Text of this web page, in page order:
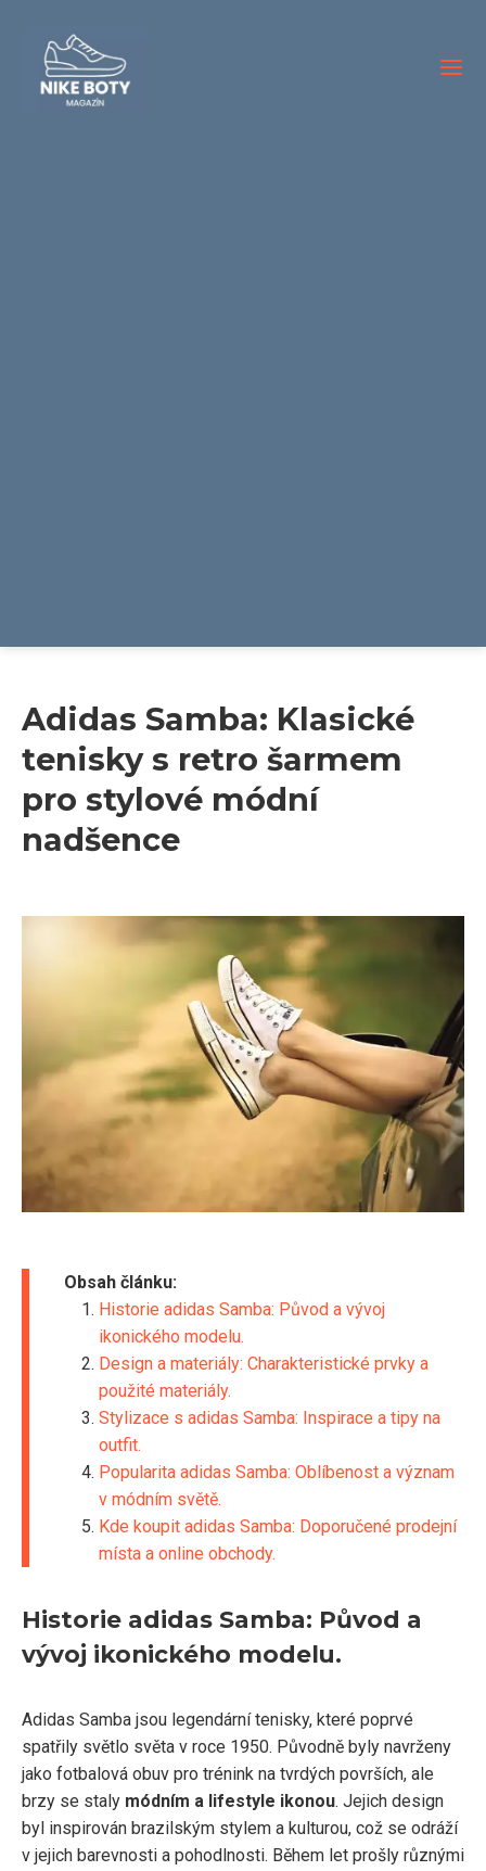
Adidas Samba: Klasické
tenisky s retro šarmem
pro stylové módní
nadšence
Obsah článku:
Historie adidas Samba: Původ a vývoj
ikonického modelu.
Design a materiály: Charakteristické prvky a
použité materiály.
Stylizace s adidas Samba: Inspirace a tipy na
outfit.
Popularita adidas Samba: Oblíbenost a význam
v módním světě.
Kde koupit adidas Samba: Doporučené prodejní
místa a online obchody.
Historie adidas Samba: Původ a
vývoj ikonického modelu.
Adidas Samba jsou legendární tenisky, které poprvé
spatřily světlo světa v roce 1950. Původně byly navrženy
jako fotbalová obuv pro trénink na tvrdých površích, ale
brzy se staly módním a lifestyle ikonou. Jejich design
byl inspirován brazilským stylem a kulturou, což se odráží
v jejich barevnosti a pohodlnosti. Během let prošly různými